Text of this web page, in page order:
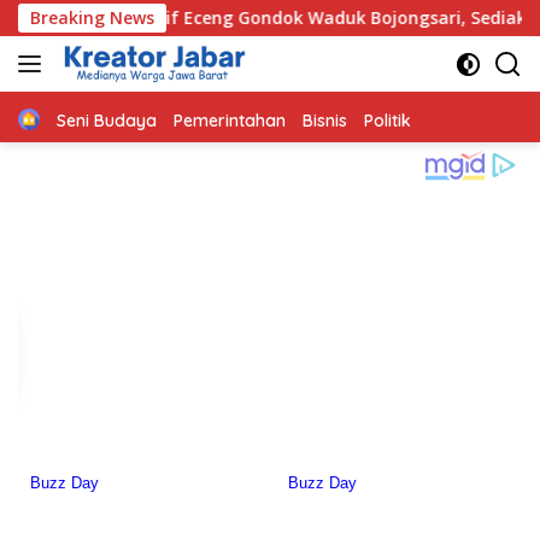
Langsung
ke
konten
Breaking News
Gondok Waduk Bojongsari, Sediakan Hadiah Rp10 Juta
Home
Seni Budaya Pemerintahan Bisnis Politik